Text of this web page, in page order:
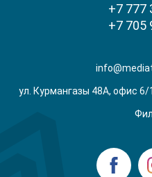
+7 777
+7 705
ул. Курмангазы 48А, офис